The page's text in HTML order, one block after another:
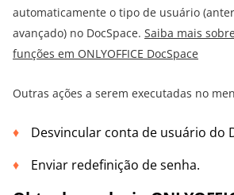
automaticamente o tipo de usuário
avançado) no DocSpace. Saiba mais
funções em ONLYOFFICE DocSpace
Outras ações a serem executadas no
Desvincular conta de usuário do
Enviar redefinição de senha.